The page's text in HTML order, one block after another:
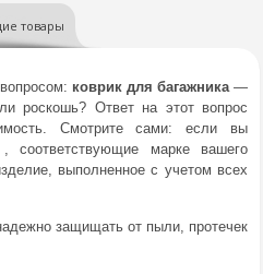
товары
коврик для багажника—
роскошь? Ответ на этот вопрос
Смотрите сами: если вы
, соответствующие марке вашего
выполненное с учетом всех
защищать от пыли, протечек